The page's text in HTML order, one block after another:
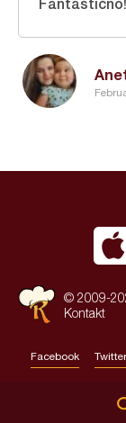
© 2009-
Kontakt
Facebook Twitter